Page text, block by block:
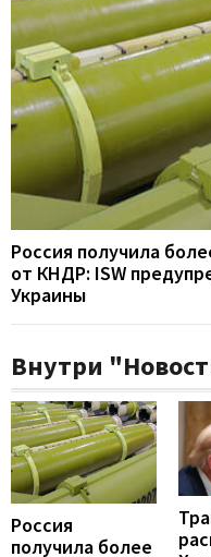
Россия получила
от КНДР: ISW
Украины
Внутри
Россия
получила более